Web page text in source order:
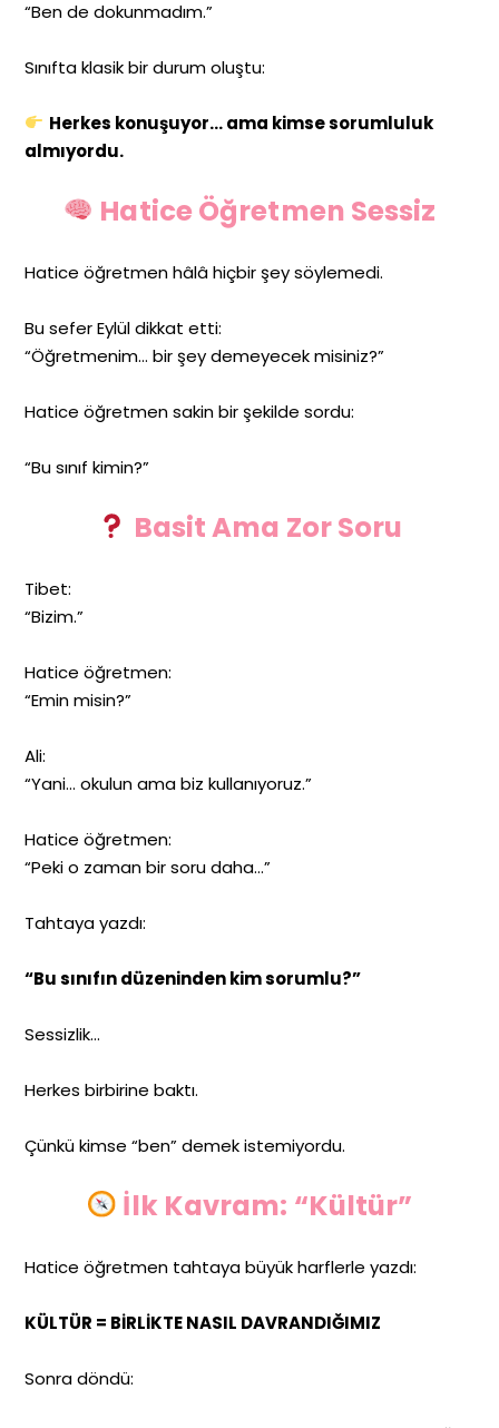
“Ben de dokunmadım.”
Sınıfta klasik bir durum oluştu:
Herkes konuşuyor… ama kimse sorumluluk
almıyordu.
Hatice Öğretmen Sessiz
Hatice öğretmen hâlâ hiçbir şey söylemedi.
Bu sefer Eylül dikkat etti:
“Öğretmenim… bir şey demeyecek misiniz?”
Hatice öğretmen sakin bir şekilde sordu:
“Bu sınıf kimin?”
Basit Ama Zor Soru
Tibet:
“Bizim.”
Hatice öğretmen:
“Emin misin?”
Ali:
“Yani… okulun ama biz kullanıyoruz.”
Hatice öğretmen:
“Peki o zaman bir soru daha…”
Tahtaya yazdı:
“Bu sınıfın düzeninden kim sorumlu?”
Sessizlik…
Herkes birbirine baktı.
Çünkü kimse “ben” demek istemiyordu.
İlk Kavram: “Kültür”
Hatice öğretmen tahtaya büyük harflerle yazdı:
KÜLTÜR = BİRLİKTE NASIL DAVRANDIĞIMIZ
Sonra döndü: